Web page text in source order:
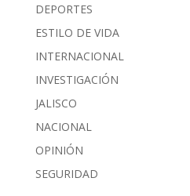
DEPORTES
ESTILO DE VIDA
INTERNACIONAL
INVESTIGACIÓN
JALISCO
NACIONAL
OPINIÓN
SEGURIDAD